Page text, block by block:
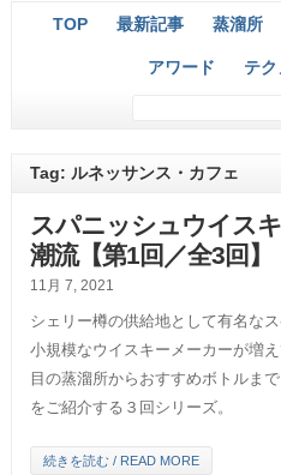
TOP 最新記事 蒸溜所
アワード テ
Tag: ルネッサンス・カフェ
スパニッシュウイス
潮流【第1回／全3回】
11月 7, 2021
シェリー樽の供給地として有名なス
小規模なウイスキーメーカーが増
目の蒸溜所からおすすめボトルま
をご紹介する３回シリーズ。
続きを読む / READ MORE